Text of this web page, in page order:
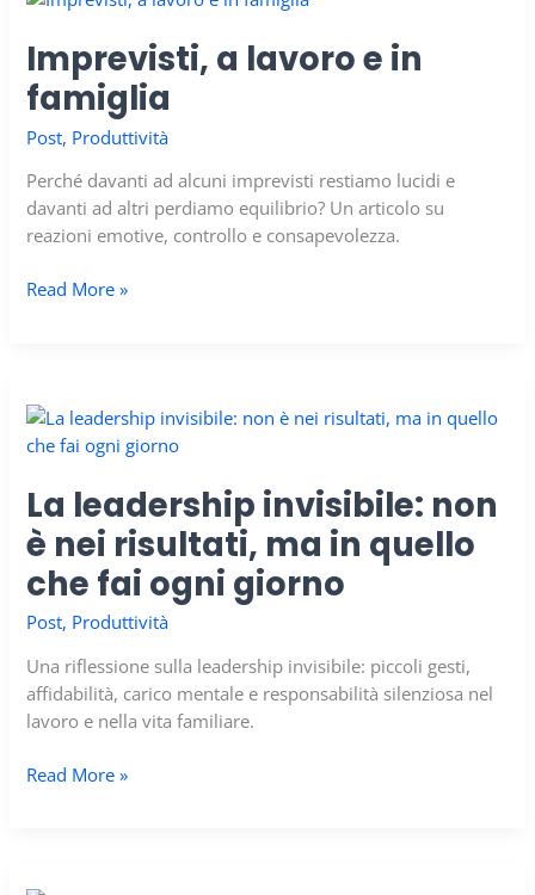
Imprevisti, a lavoro e in
famiglia
Post, Produttività
Perché davanti ad alcuni imprevisti restiamo lucidi e
davanti ad altri perdiamo equilibrio? Un articolo su
reazioni emotive, controllo e consapevolezza.
Imprevisti,
famiglia
Read More »
La leadership invisibile: non
è nei risultati, ma in quello
che fai ogni giorno
Post, Produttività
Una riflessione sulla leadership invisibile: piccoli gesti,
affidabilità, carico mentale e responsabilità silenziosa nel
lavoro e nella vita familiare.
La
Read More »